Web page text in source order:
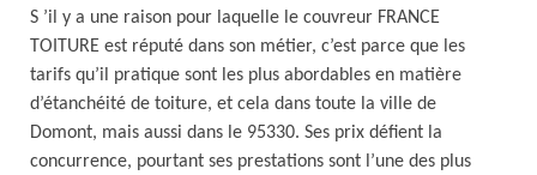
S ’il y a une raison pour laquelle le couvreur FRANCE
TOITURE est réputé dans son métier, c’est parce que les
tarifs qu’il pratique sont les plus abordables en matière
d’étanchéité de toiture, et cela dans toute la ville de
Domont, mais aussi dans le 95330. Ses prix défient la
concurrence, pourtant ses prestations sont l’une des plus